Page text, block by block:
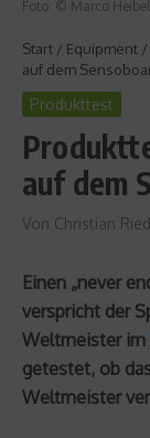
Foto: © Marco Heibel
Start / Equipment /
auf dem
Produkttest
auf dem
Von Christian
Einen „never
verspricht der
Weltmeister im
getestet, ob
Weltmeister